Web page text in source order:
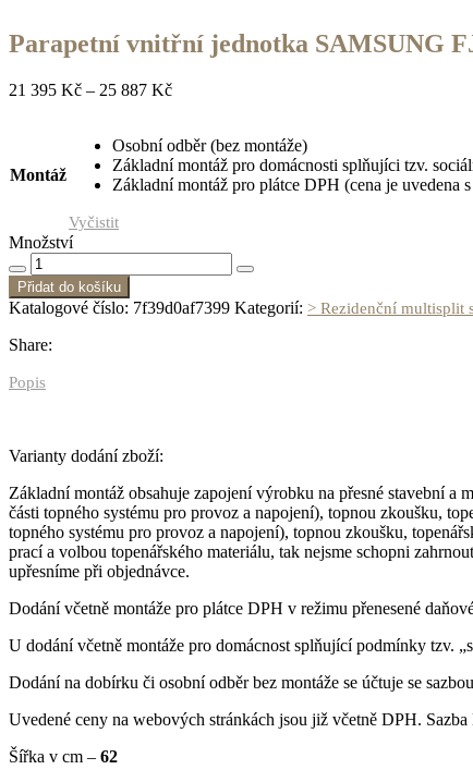
Parapetní vnitřní jednotka SAMSUNG
21 395 Kč – 25 887 Kč
Montáž
Osobní odběr (bez montáže)
Základní montáž pro domácnosti splňujíci tzv.
Základní montáž pro plátce DPH (cena je uvedena
Vyčistit
Množství
Přidat do košíku
Katalogové číslo: 7f39d0af7399 Kategorií: > Rezidenční multisplit
Share:
Popis
Varianty dodání zboží:
Základní montáž obsahuje zapojení výrobku na přesné stavební a
části topného systému pro provoz a napojení), topnou zkoušku,
topného systému pro provoz a napojení), topnou zkoušku,
prací a volbou topenářského materiálu, tak nejsme schopni
upřesníme při objednávce.
Dodání včetně montáže pro plátce DPH v režimu přenesené
U dodání včetně montáže pro domácnost splňující podmínky tzv.
Dodání na dobírku či osobní odběr bez montáže se účtuje se
Uvedené ceny na webových stránkách jsou již včetně DPH.
Šířka v cm – 62